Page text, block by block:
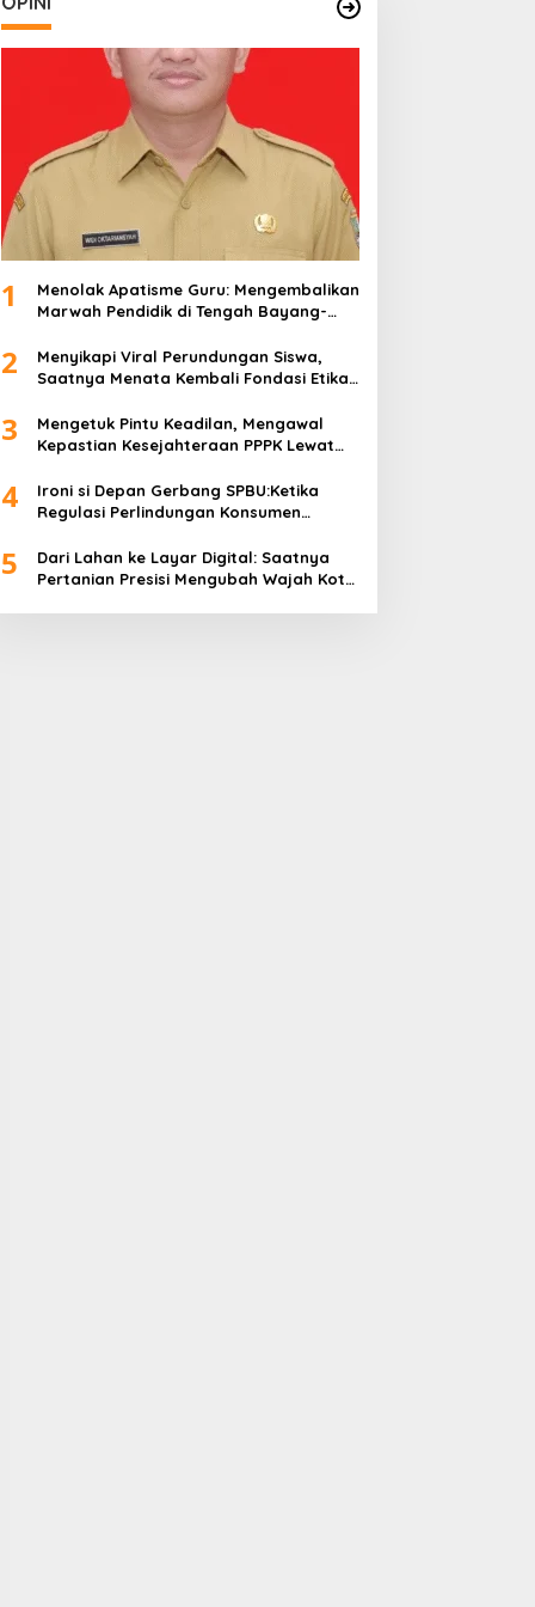
1
Menolak Apatisme Guru: Mengembalikan
Marwah Pendidik di Tengah Bayang-
2
Menyikapi Viral Perundungan Siswa,
Saatnya Menata Kembali Fondasi Etika
3
Mengetuk Pintu Keadilan, Mengawal
Kepastian Kesejahteraan PPPK Lewat
4
Ironi si Depan Gerbang SPBU:Ketika
Regulasi Perlindungan Konsumen
5
Dari Lahan ke Layar Digital: Saatnya
Pertanian Presisi Mengubah Wajah Kota